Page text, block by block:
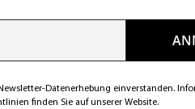
Datenerhebung einverstanden.
finden Sie auf unserer Website.